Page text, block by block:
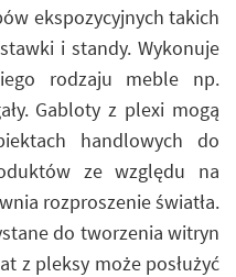
ekspozycyjnych takich
i standy. Wykonuje
rodzaju meble np.
Gabloty z plexi mogą
handlowych do
ze względu na
rozproszenie światła.
do tworzenia witryn
z pleksy może posłużyć